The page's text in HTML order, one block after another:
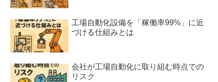
工場自動化設備を「稼働率99%」に近
づける仕組みとは
会社が工場自動化に取り組む時点での
リスク